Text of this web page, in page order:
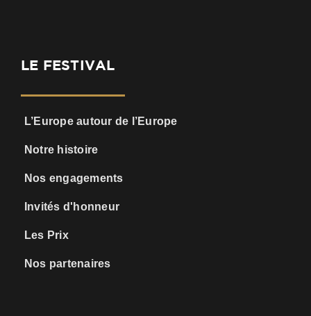
LE FESTIVAL
L’Europe autour de l’Europe
Notre histoire
Nos engagements
Invités d'honneur
Les Prix
Nos partenaires